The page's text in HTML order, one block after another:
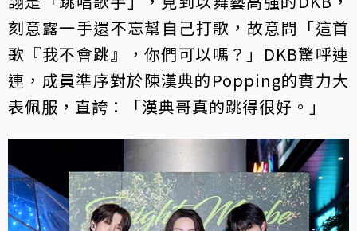
刻意露一手還不忘幫自己打歌，故意問「這首
歌『我不會跳』，你們可以嗎？」DKB驚呼連
連，成員準序對於陳漢典的Popping的實力大
表佩服，直誇：「漢典哥真的跳得很好。」